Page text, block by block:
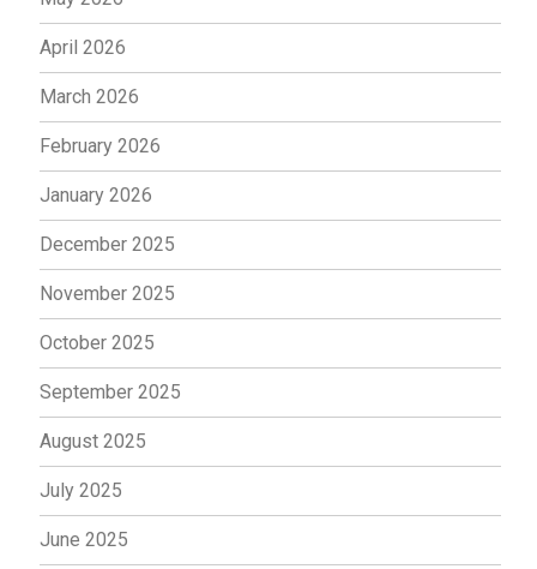
April 2026
March 2026
February 2026
January 2026
December 2025
November 2025
October 2025
September 2025
August 2025
July 2025
June 2025